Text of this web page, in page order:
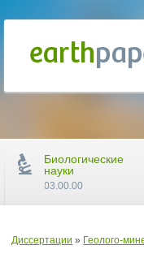
Диссертации » Геолого-
Биологические
науки
03.00.00